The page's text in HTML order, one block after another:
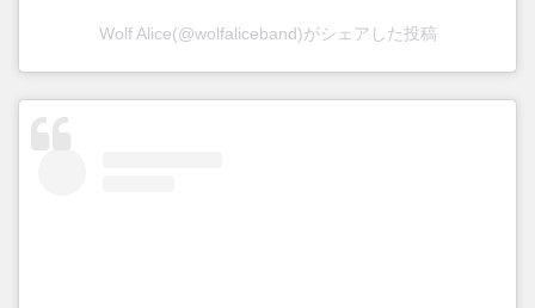
Wolf Alice(@wolfaliceband)がシェアした投稿